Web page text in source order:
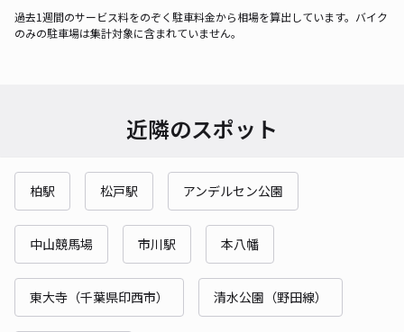
過去1週間のサービス料をのぞく駐車料金から相場を算出しています。バイク
のみの駐車場は集計対象に含まれていません。
近隣のスポット
柏駅 松戸駅 アンデルセン公園
中山競馬場 市川駅 本八幡
東大寺（千葉県印西市） 清水公園（野田線）